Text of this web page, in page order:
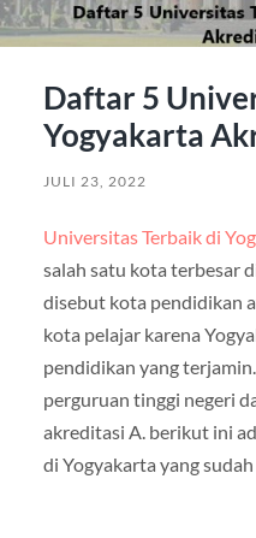
Daftar 5
Yogyakarta
JULI 23, 2022
Universitas Terbaik di
salah satu kota terbesar
disebut kota pendidikan
kota pelajar karena
pendidikan yang
perguruan tinggi negeri
akreditasi A. berikut ini
di Yogyakarta yang